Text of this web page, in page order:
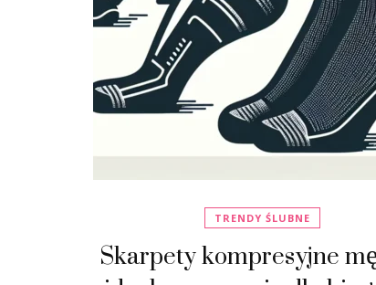
TRENDY ŚLUBNE
Skarpety kompresyjne